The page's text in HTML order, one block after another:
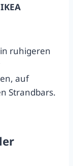
IKEA
ruhigeren
auf
Strandbars.